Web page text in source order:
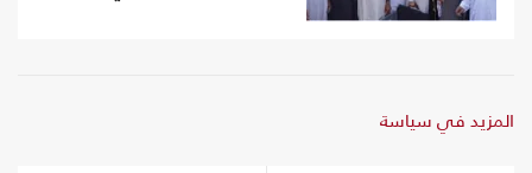
المزيد في سياسة